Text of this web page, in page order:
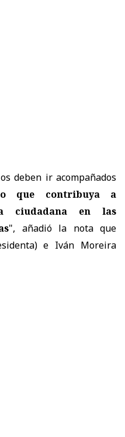
deben ir acompañados
que contribuya a
ciudadana en las
", añadió la nota que
e Iván Moreira